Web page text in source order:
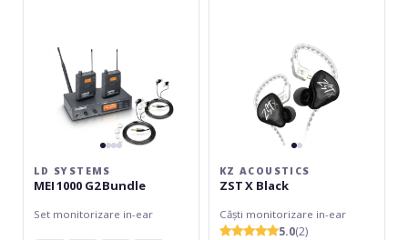
LD SYSTEMS
MEI 1000 G2 Bundle
Set monitorizare in-ear
KZ ACOUSTICS
ZST X Black
Căști monitorizare in-ear
5.0(2)